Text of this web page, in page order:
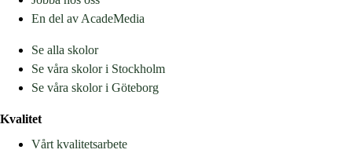
En del av AcadeMedia
Se alla skolor
Se våra skolor i Stockholm
Se våra skolor i Göteborg
Kvalitet
Vårt kvalitetsarbete